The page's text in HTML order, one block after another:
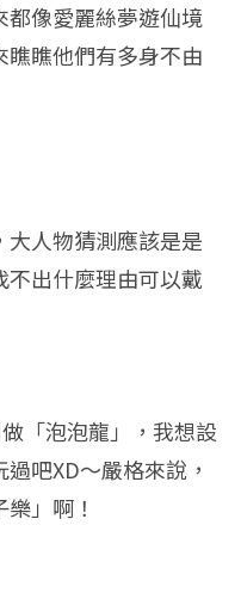
都像愛麗絲夢遊仙境
瞧他們有多身不由
人物猜測應該是是
不出什麼理由可以戴
「泡泡龍」，我想設
吧XD～嚴格來說，
」啊！